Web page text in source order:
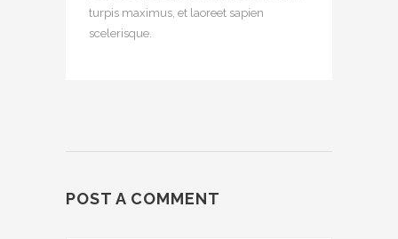
turpis maximus, et laoreet sapien
scelerisque.
POST A COMMENT